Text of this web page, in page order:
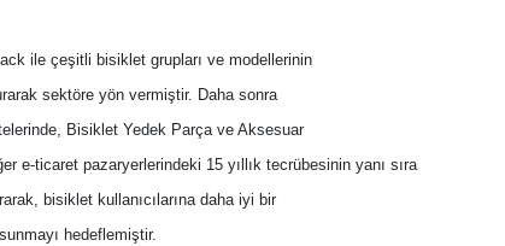
ile çeşitli bisiklet grupları ve modellerinin
sektöre yön vermiştir. Daha sonra
Bisiklet Yedek Parça ve Aksesuar
e-ticaret pazaryerlerindeki 15 yıllık tecrübesinin yanı sıra
bisiklet kullanıcılarına daha iyi bir
hedeflemiştir.